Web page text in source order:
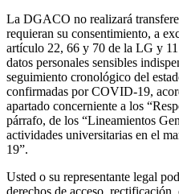
La DGACO no realizará
requieran su consentimiento, a
artículo 22, 66 y 70 de la LG y
datos personales sensibles
seguimiento cronológico del
confirmadas por COVID-19,
apartado concerniente a los
párrafo, de los “Lineamientos
actividades universitarias en el
19”.
Usted o su representante legal